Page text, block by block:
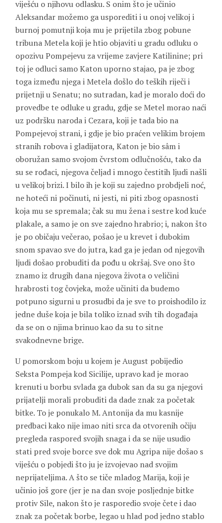
viješću o njihovu odlasku. S onim što je učinio
Aleksandar možemo ga usporediti i u onoj velikoj i
burnoj pomutnji koja mu je prijetila zbog pobune
tribuna Metela koji je htio objaviti u gradu odluku o
opozivu Pompejevu za vrijeme zavjere Katilinine; pri
toj je odluci samo Katon uporno stajao, pa je zbog
toga između njega i Metela došlo do teških riječi i
prijetnji u Senatu; no sutradan, kad je moralo doći do
provedbe te odluke u gradu, gdje se Metel morao naći
uz podršku naroda i Cezara, koji je tada bio na
Pompejevoj strani, i gdje je bio praćen velikim brojem
stranih robova i gladijatora, Katon je bio sâm i
oboružan samo svojom čvrstom odlučnošću, tako da
su se rođaci, njegova čeljad i mnogo čestitih ljudi našli
u velikoj brizi. I bilo ih je koji su zajedno probdjeli noć,
ne hoteći ni počinuti, ni jesti, ni piti zbog opasnosti
koja mu se spremala; čak su mu žena i sestre kod kuće
plakale, a samo je on sve zajedno hrabrio; i, nakon što
je po običaju večerao, pošao je u krevet i dubokim
snom spavao sve do jutra, kad ga je jedan od njegovih
ljudi došao probuditi da pođu u okršaj. Sve ono što
znamo iz drugih dana njegova života o veličini
hrabrosti tog čovjeka, može učiniti da budemo
potpuno sigurni u prosudbi da je sve to proishodilo iz
jedne duše koja je bila toliko iznad svih tih događaja
da se on o njima brinuo kao da su to sitne
svakodnevne brige.
U pomorskom boju u kojem je August pobijedio
Seksta Pompeja kod Sicilije, upravo kad je morao
krenuti u borbu svlada ga dubok san da su ga njegovi
prijatelji morali probuditi da dade znak za početak
bitke. To je ponukalo M. Antonija da mu kasnije
predbaci kako nije imao niti srca da otvorenih očiju
pregleda raspored svojih snaga i da se nije usudio
stati pred svoje borce sve dok mu Agripa nije došao s
viješću o pobjedi što ju je izvojevao nad svojim
neprijateljima. A što se tiče mladog Marija, koji je
učinio još gore (jer je na dan svoje posljednje bitke
protiv Sile, nakon što je rasporedio svoje čete i dao
znak za početak borbe, legao u hlad pod jedno stablo